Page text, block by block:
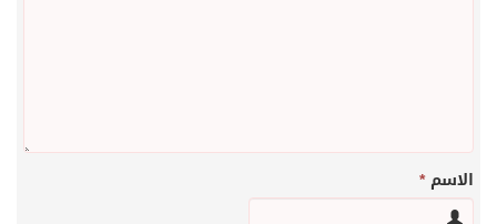
الاسم*